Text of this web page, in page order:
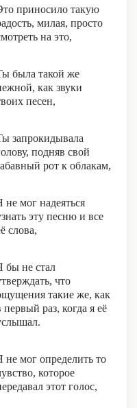
приносило такую
милая, просто
на это,
была такой же
как звуки
песен,
запрокидывала
подняв свой
рот к облакам,
не мог надеяться
эту песню и все
слова,
бы не стал
что
такие же, как
первый раз, когда я её
не мог определить то
которое
этот голос,